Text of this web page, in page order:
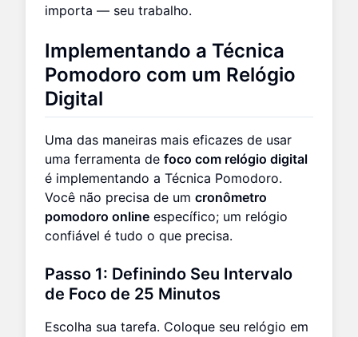
importa — seu trabalho.
Implementando a Técnica
Pomodoro com um Relógio
Digital
Uma das maneiras mais eficazes de usar
uma ferramenta de foco com relógio digital
é implementando a Técnica Pomodoro.
Você não precisa de um cronômetro
pomodoro online específico; um relógio
confiável é tudo o que precisa.
Passo 1: Definindo Seu Intervalo
de Foco de 25 Minutos
Escolha sua tarefa. Coloque seu relógio em